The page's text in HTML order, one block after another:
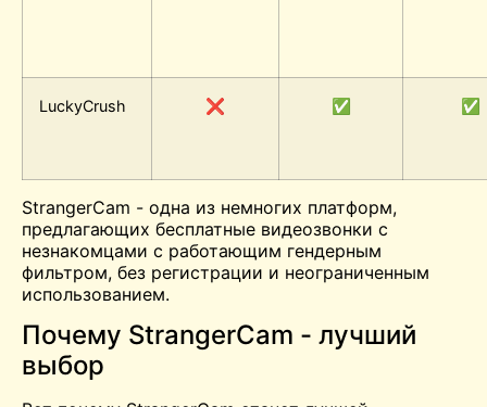
LuckyCrush ❌ ✅ ✅
StrangerCam - одна из немногих платформ,
предлагающих бесплатные видеозвонки с
незнакомцами с работающим гендерным
фильтром, без регистрации и неограниченным
использованием.
Почему StrangerCam - лучший
выбор